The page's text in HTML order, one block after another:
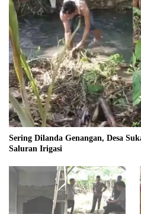
Sering Dilanda Genangan, Desa
Saluran Irigasi